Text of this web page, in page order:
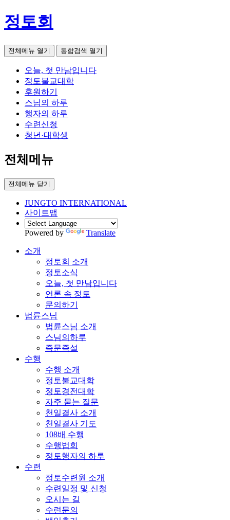
정토회
전체메뉴 열기 통합검색 열기
오늘, 첫 만남입니다
정토불교대학
후원하기
스님의 하루
행자의 하루
수련신청
청년·대학생
전체메뉴
전체메뉴 닫기
JUNGTO INTERNATIONAL
사이트맵
Powered by Translate
소개
정토회 소개
정토소식
오늘, 첫 만남입니다
언론 속 정토
문의하기
법륜스님
법륜스님 소개
스님의하루
즉문즉설
수행
수행 소개
정토불교대학
정토경전대학
자주 묻는 질문
천일결사 소개
천일결사 기도
108배 수행
수행법회
정토행자의 하루
수련
정토수련원 소개
수련일정 및 신청
오시는 길
수련문의